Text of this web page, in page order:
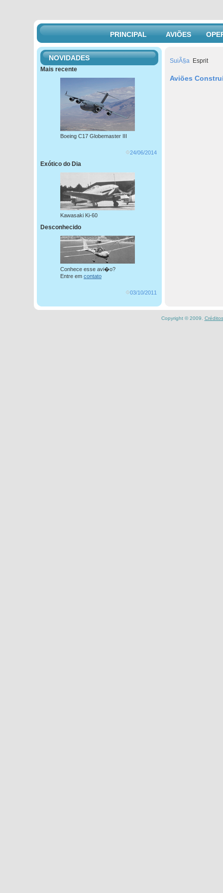
PRINCIPAL AVIÕES
SuiÃ§a Esprit
Aviões
NOVIDADES
Mais recente
Boeing C17 Globemaster III
24/06/2014
Exótico do Dia
Kawasaki Ki-60
Desconhecido
Conhece esse avi�o?
Entre em contato
03/10/2011
Copyright © 2009. Créditos